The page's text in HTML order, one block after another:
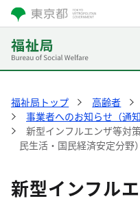
福祉局トップ 高齢者
事業者へのお知らせ（通
新型インフルエンザ等対
民生活・国民経済安定分野
新型インフル